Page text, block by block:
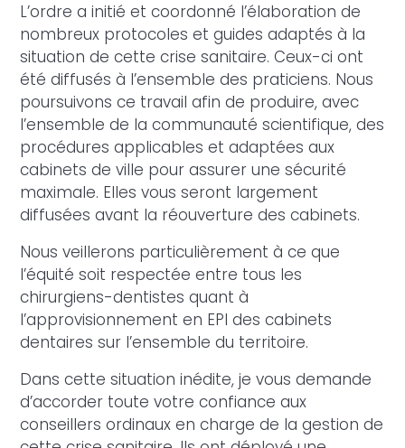
L’ordre a initié et coordonné l’élaboration de
nombreux protocoles et guides adaptés à la
situation de cette crise sanitaire. Ceux-ci ont
été diffusés à l’ensemble des praticiens. Nous
poursuivons ce travail afin de produire, avec
l’ensemble de la communauté scientifique, des
procédures applicables et adaptées aux
cabinets de ville pour assurer une sécurité
maximale. Elles vous seront largement
diffusées avant la réouverture des cabinets.
Nous veillerons particulièrement à ce que
l’équité soit respectée entre tous les
chirurgiens-dentistes quant à
l’approvisionnement en EPI des cabinets
dentaires sur l’ensemble du territoire.
Dans cette situation inédite, je vous demande
d’accorder toute votre confiance aux
conseillers ordinaux en charge de la gestion de